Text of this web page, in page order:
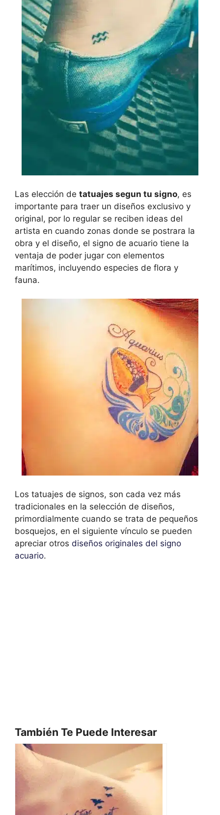
Las elección de tatuajes segun tu signo, es
importante para traer un diseños exclusivo y
original, por lo regular se reciben ideas del
artista en cuando zonas donde se postrara la
obra y el diseño, el signo de acuario tiene la
ventaja de poder jugar con elementos
marítimos, incluyendo especies de flora y
fauna.
Los tatuajes de signos, son cada vez más
tradicionales en la selección de diseños,
primordialmente cuando se trata de pequeños
bosquejos, en el siguiente vínculo se pueden
apreciar otros diseños originales del signo
acuario.
También Te Puede Interesar